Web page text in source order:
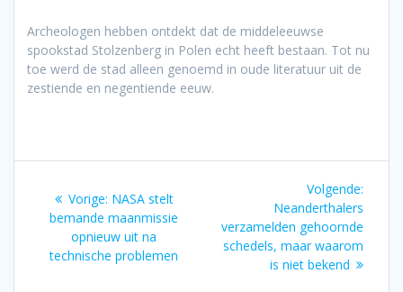
Archeologen hebben ontdekt dat de middeleeuwse
spookstad Stolzenberg in Polen echt heeft bestaan. Tot nu
toe werd de stad alleen genoemd in oude literatuur uit de
zestiende en negentiende eeuw.
navigatie
Vorige: Vorig
bericht:
NASA stelt
bemande maanmissie
opnieuw uit na
technische problemen
Volgende:
Neanderthalers
verzamelden gehoornde
schedels, maar waarom
is niet bekend